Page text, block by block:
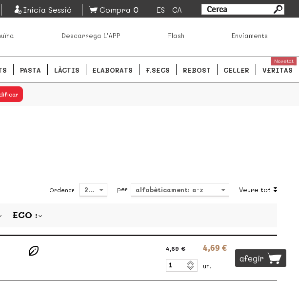
y de productores locales.
Inicia Sessió Compra 0 ES CA
Descarrega L'APP Flash Enviaments
PASTA LÀCTIS ELABORATS F.SECS REBOST CELLER VERITAS
Novetat
Veure tot
per alfabèticament: a-z
Ordenar 24
ECO
4,69 € 4,69 €
un.
afegir